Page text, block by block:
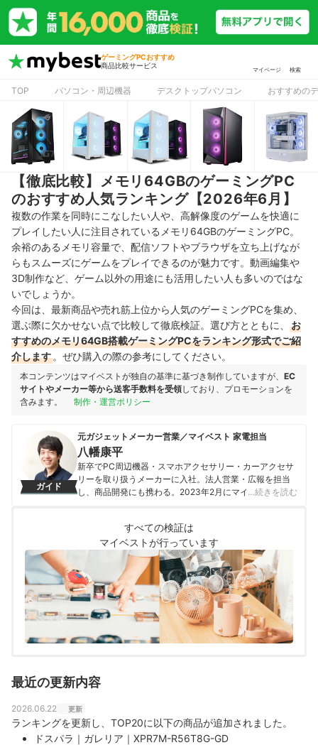
ゲーミングPCおすすめ
商品比較サービス
マイページ 検索
TOP パソコン・周辺機器 デスクトップパソコン おすすめの
【徹底比較】メモリ64GBのゲーミングPC
のおすすめ人気ランキング【2026年6月】
複数の作業を同時にこなしたい人や、高解像度のゲームを快適に
プレイしたい人に注目されているメモリ64GBのゲーミングPC。
余裕のあるメモリ容量で、配信ソフトやブラウザを立ち上げなが
らもスムーズにゲームをプレイできるのが魅力です。動画編集や
3D制作など、ゲーム以外の用途にも活用したい人も多いのではな
いでしょうか。
今回は、最新商品や売れ筋上位から人気のゲーミングPCを集め、
選ぶ際に欠かせない点で比較して徹底検証。選び方とともに、
お
すすめのメモリ64GB搭載ゲーミングPCをランキング形式でご紹
介します 。ぜひ購入の際の参考にしてください。
本コンテンツはマイベストが独自の基準に基づき制作していますが、 EC
サイトやメーカー等から送客手数料を受領しており、プロモーションを
含みます。
制作・運営ポリシー
ガイド
元ガジェットメーカー営業／マイベスト 家電担当
八幡康平
新卒でPC周辺機器・スマホアクセサリー・カーアクセサ
リーを取り扱うメーカーに入社。法人営業・広報を担当
し、商品開発にも携わる。2023年2月にマイベストに入
家電を中心に幅広いジャンルのコンテンツ制作に携わ
る。「専門性をもとにした調査・検証を通じ、一人ひと
りに合った選択肢を分かりやすく提案すること」を心が
けて、コンテンツ制作を行っている。
八幡康平のプロフィール
…続きを読む
すべての検証は
マイベストが行っています
最近の更新内容
2026.06.22 更新
ランキングを更新し、TOP20に以下の商品が追加されました。
ドスパラ｜ガレリア｜XPR7M-R56T8G-GD